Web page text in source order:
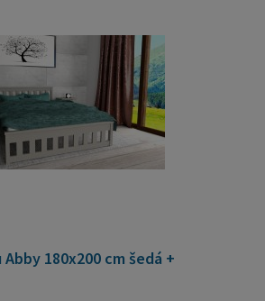
180x200 cm šedá +